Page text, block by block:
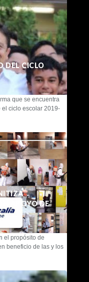
DEL CICLO
que se encuentra
ciclo escolar 2019-
APOYO DE
el propósito de
beneficio de las y los